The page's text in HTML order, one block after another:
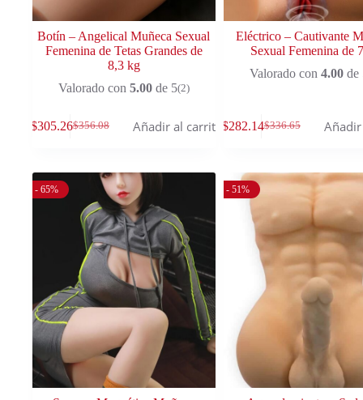
Botín – Angelical Muñeca Sexual
Femenina de Tetas Grandes de
8,3 kg
Valorado con 5.00de 5(2)
$356.08
$305.26 Añadir al carrito
Eléctrico – Cautivante
Sexual Femenina de
Valorado con 4.00de
$336.65
$282.14
- 65% - 51%